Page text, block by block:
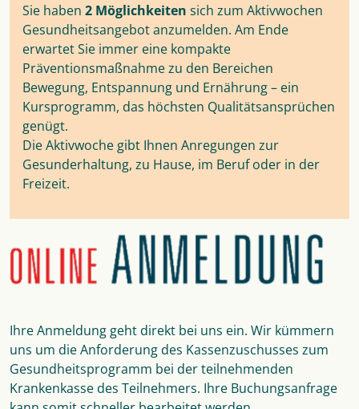
Sie haben 2 Möglichkeiten sich zum Aktivwochen
Gesundheitsangebot anzumelden. Am Ende
erwartet Sie immer eine kompakte
Präventionsmaßnahme zu den Bereichen
Bewegung, Entspannung und Ernährung – ein
Kursprogramm, das höchsten Qualitätsansprüchen
genügt.
Die Aktivwoche gibt Ihnen Anregungen zur
Gesunderhaltung, zu Hause, im Beruf oder in der
Freizeit.
Ihre Anmeldung geht direkt bei uns ein. Wir kümmern
uns um die Anforderung des Kassenzuschusses zum
Gesundheitsprogramm bei der teilnehmenden
Krankenkasse des Teilnehmers. Ihre Buchungsanfrage